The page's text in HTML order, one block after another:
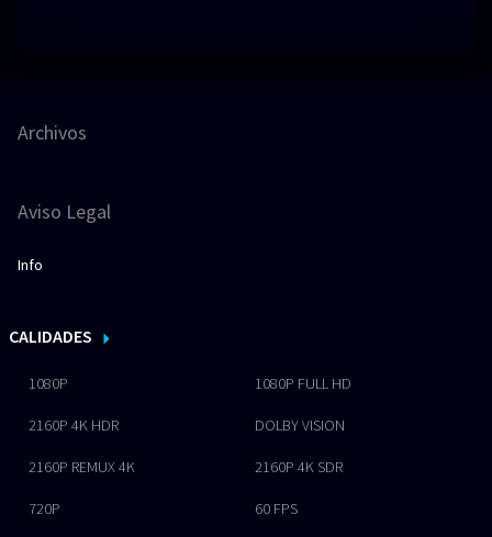
Archivos
Aviso Legal
Info
CALIDADES
1080P 1080P FULL HD
2160P 4K HDR DOLBY VISION
2160P REMUX 4K 2160P 4K SDR
720P 60 FPS